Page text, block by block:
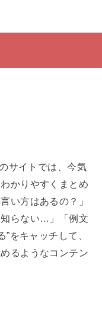
サイトでは、今気
かりやすくまとめ
い方はあるの？」
知らない…」「例文
をキャッチして、
るようなコンテン